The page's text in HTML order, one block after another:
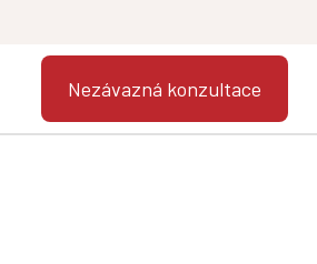
Nezávazná konzultace